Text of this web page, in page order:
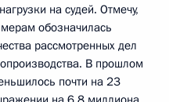
на судей. Отмечу,
обозначилась
рассмотренных дел
В прошлом
почти на 23